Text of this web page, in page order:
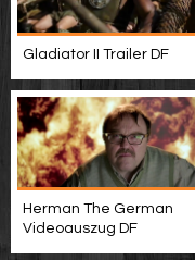
Gladiator II Trailer DF
Herman The German
Videoauszug DF